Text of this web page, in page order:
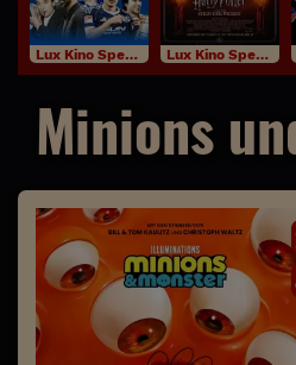
Lux Kino Specials Lux Kino Specials
Minions